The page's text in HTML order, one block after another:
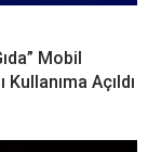
Mobil
Kullanıma Açıldı